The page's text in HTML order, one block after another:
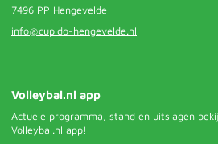
7496 PP Hengevelde
info@cupido-hengevelde.nl
Volleybal.nl app
Actuele programma, stand en uitslagen
Volleybal.nl app!